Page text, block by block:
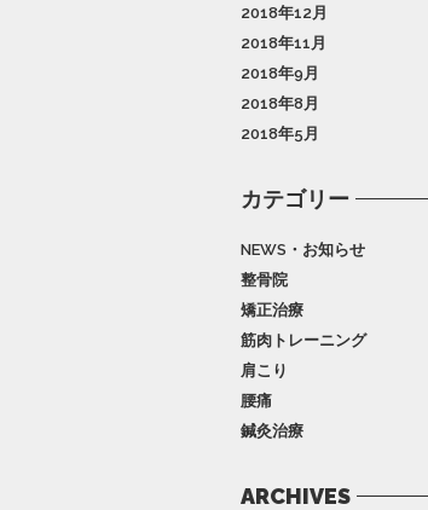
2018年12月
2018年11月
2018年9月
2018年8月
2018年5月
カテゴリー
NEWS・お知らせ
整骨院
矯正治療
筋肉トレーニング
肩こり
腰痛
鍼灸治療
ARCHIVES